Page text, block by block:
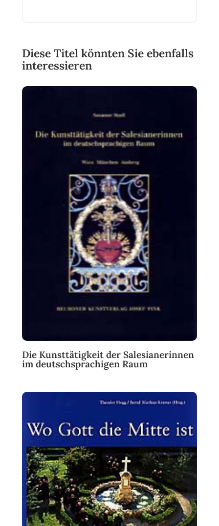
Diese Titel könnten Sie ebenfalls
interessieren
Die Kunsttätigkeit der Salesianerinnen
im deutschsprachigen Raum